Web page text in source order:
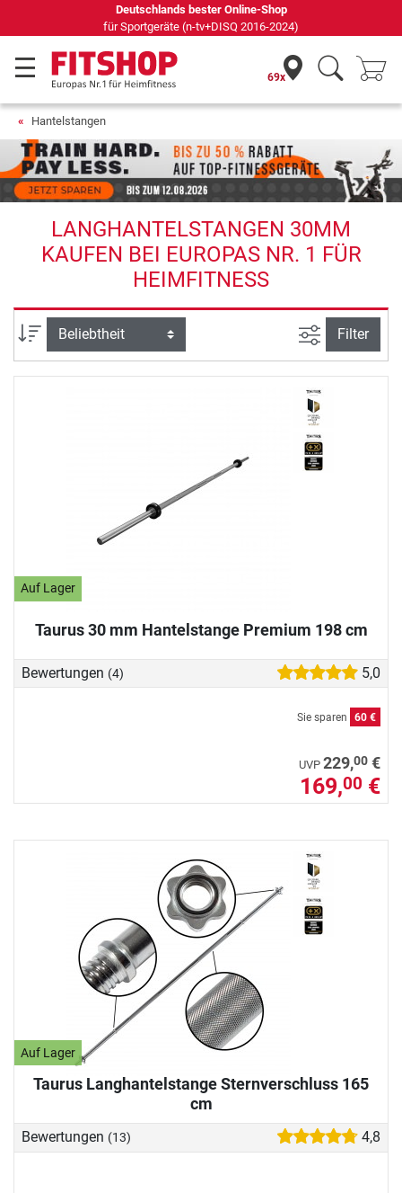
Deutschlands bester Online-Shop
für Sportgeräte (n-tv+DISQ 2016-2024)
69x
Hantelstangen
LANGHANTELSTANGEN 30MM
KAUFEN BEI EUROPAS NR. 1 FÜR
HEIMFITNESS
Sortierung Ansicht
Filter
Auf Lager
Taurus 30 mm Hantelstange Premium 198 cm
Bewertungen (4) 5,0
Sie sparen 60 €
UVP 229,00 €
169,00 €
Auf Lager
Taurus Langhantelstange Sternverschluss 165
cm
Bewertungen (13) 4,8